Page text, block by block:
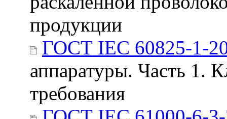
продукции
ГОСТ IEC 60825-1-
аппаратуры. Часть 1.
требования